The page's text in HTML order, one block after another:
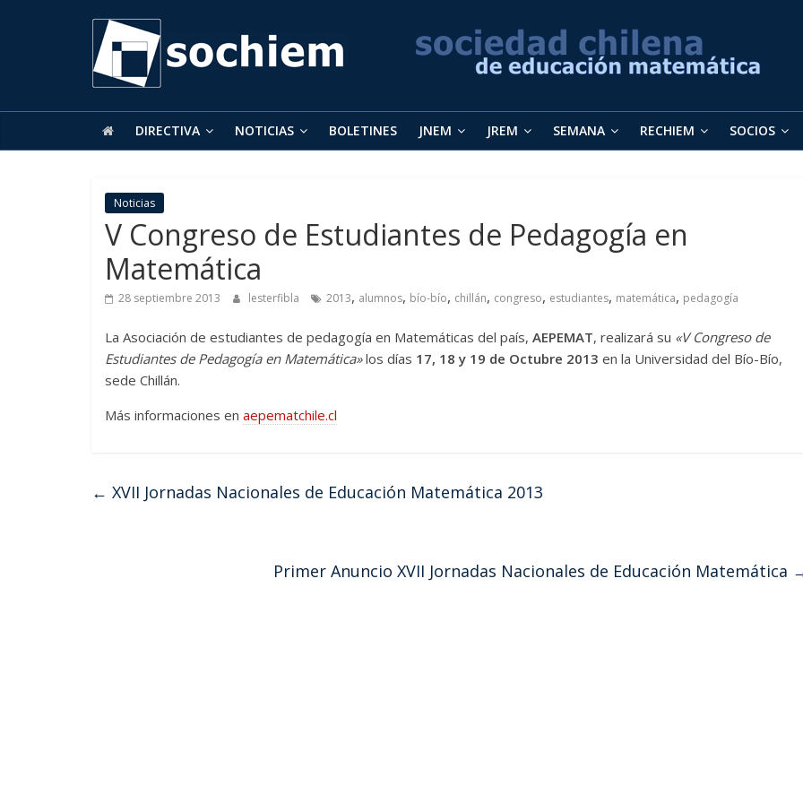
SOCHIEM
Sociedad
Educación
DIRECTIVA NOTICIAS BOLETINES JNEM JREM SEMANA RECHIEM SOCIOS
Noticias
V Congreso de Estudiantes de Pedagogía en
Matemática
28 septiembre 2013 lesterfibla 2013, alumnos, bío-bío, chillán, congreso, estudiantes, matemática, pedagogía
La Asociación de estudiantes de pedagogía en Matemáticas del país, AEPEMAT, realizará su «V Congreso de
Estudiantes de Pedagogía en Matemática»los días 17, 18 y 19 de Octubre 2013 en la Universidad del Bío-Bío,
sede Chillán.
Más informaciones en aepematchile.cl
← XVII Jornadas Nacionales de Educación Matemática 2013
Primer Anuncio XVII Jornadas Nacionales de Educación Matemática